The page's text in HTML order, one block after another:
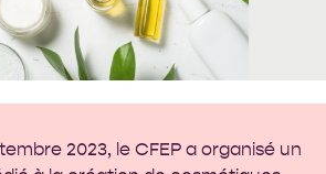
2023, le CFEP a organisé un